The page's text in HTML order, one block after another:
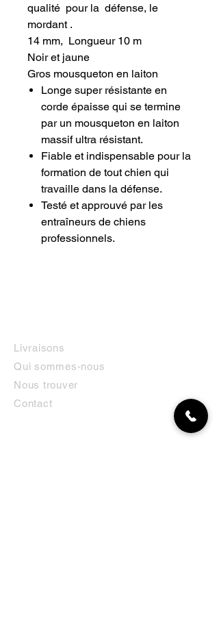
qualité pour la défense, le
mordant .
14 mm, Longueur 10 m
Noir et jaune
Gros mousqueton en laiton
Longe super résistante en
corde épaisse qui se termine
par un mousqueton en laiton
massif ultra résistant.
Fiable et indispensable pour la
formation de tout chien qui
travaille dans la défense.
Testé et approuvé par les
entraîneurs de chiens
professionnels.
Livraisons
Qui sommes-nous
Nous trouver
Contact